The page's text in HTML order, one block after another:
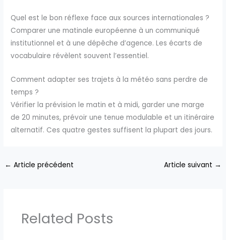
Quel est le bon réflexe face aux sources internationales ?
Comparer une matinale européenne à un communiqué
institutionnel et à une dépêche d’agence. Les écarts de
vocabulaire révèlent souvent l’essentiel.
Comment adapter ses trajets à la météo sans perdre de
temps ?
Vérifier la prévision le matin et à midi, garder une marge
de 20 minutes, prévoir une tenue modulable et un itinéraire
alternatif. Ces quatre gestes suffisent la plupart des jours.
← Article précédent Article suivant →
Related Posts